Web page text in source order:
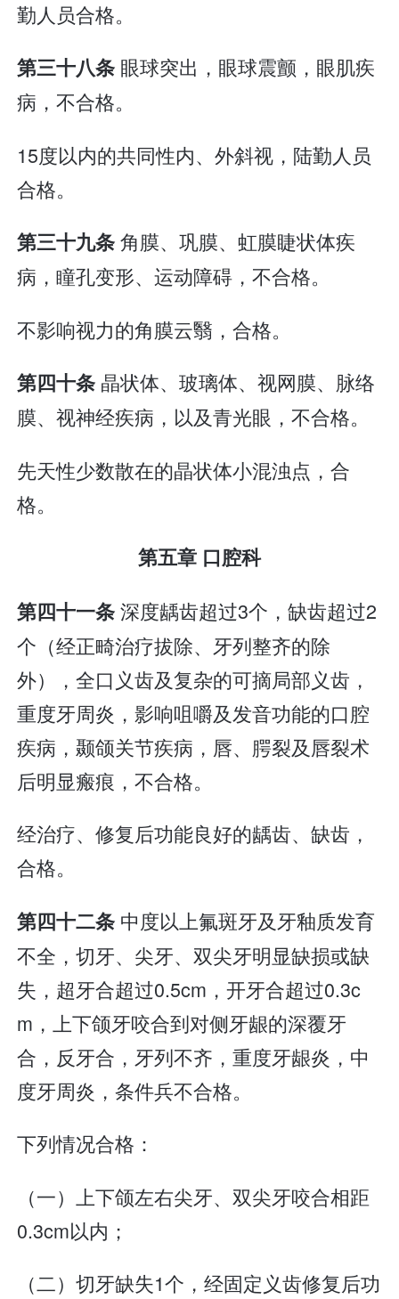
勤人员合格。
第三十八条 眼球突出，眼球震颤，眼肌疾
病，不合格。
15度以内的共同性内、外斜视，陆勤人员
合格。
第三十九条角膜、巩膜、虹膜睫状体疾
病，瞳孔变形、运动障碍，不合格。
不影响视力的角膜云翳，合格。
第四十条 晶状体、玻璃体、视网膜、脉络
膜、视神经疾病，以及青光眼，不合格。
先天性少数散在的晶状体小混浊点，合
格。
第五章 口腔科
第四十一条深度龋齿超过3个，缺齿超过2
个（经正畸治疗拔除、牙列整齐的除
外），全口义齿及复杂的可摘局部义齿，
重度牙周炎，影响咀嚼及发音功能的口腔
疾病，颞颌关节疾病，唇、腭裂及唇裂术
后明显瘢痕，不合格。
经治疗、修复后功能良好的龋齿、缺齿，
合格。
第四十二条 中度以上氟斑牙及牙釉质发育
不全，切牙、尖牙、双尖牙明显缺损或缺
失，超牙合超过0.5cm，开牙合超过0.3c
m，上下颌牙咬合到对侧牙龈的深覆牙
合，反牙合，牙列不齐，重度牙龈炎，中
度牙周炎，条件兵不合格。
下列情况合格：
（一）上下颌左右尖牙、双尖牙咬合相距
0.3cm以内；
（二）切牙缺失1个，经固定义齿修复后功